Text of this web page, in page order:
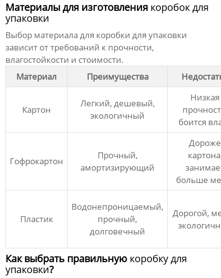
Материалы для изготовления коробок для
упаковки
Выбор материала для коробки для упаковки
зависит от требований к прочности,
влагостойкости и стоимости.
Материал
Преимущества
Картон
Легкий, дешевый,
экологичный
Низкая
боится
Гофрокартон
Прочный,
амортизирующий
Дороже
больше
Пластик
Водонепроницаемый,
прочный,
долговечный
Дорогой,
Как выбрать правильную коробку для
упаковки?